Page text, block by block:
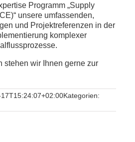
Programm „Supply
unsere umfassenden,
und Projektreferenzen in der
komplexer
stehen wir Ihnen gerne zur
Kategorien: